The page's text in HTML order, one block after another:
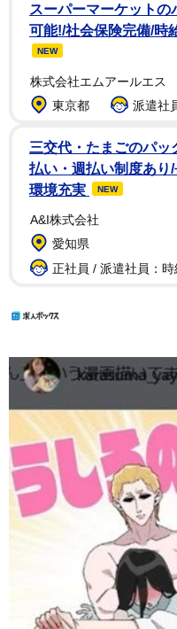
スーパーマーケット
可能!/社会保険完備/時
NEW
株式会社エムアールエス
東京都
派遣社
三交代・たまごのパッ
払い・週払い制度あり
環境充実
NEW
A&I株式会社
愛知県
正社員 / 派遣社員：